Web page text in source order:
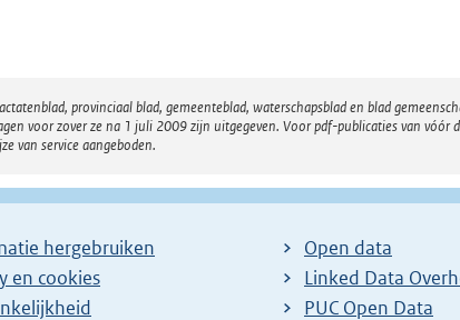
provinciaal blad, gemeenteblad, waterschapsblad en blad
voor zover ze na 1 juli 2009 zijn uitgegeven. Voor pdf-publicaties van
van service aangeboden.
hergebruiken
en cookies
Open data
Linked Data
PUC Open Data